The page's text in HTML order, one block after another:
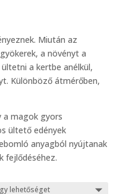
Miután az
a növényt a
a kertbe anélkül,
Különböző átmérőben,
a magok gyors
ültető edények
anyagból nyújtanak
fejlődéséhez.